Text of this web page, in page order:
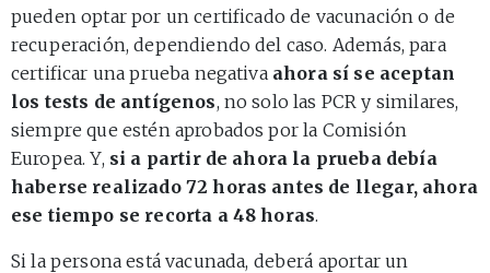
pueden optar por un certificado de vacunación o de
recuperación, dependiendo del caso. Además, para
certificar una prueba negativa ahora sí se aceptan
los tests de antígenos, no solo las PCR y similares,
siempre que estén aprobados por la Comisión
Europea. Y, si a partir de ahora la prueba debía
haberse realizado 72 horas antes de llegar, ahora
ese tiempo se recorta a 48 horas.
Si la persona está vacunada, deberá aportar un